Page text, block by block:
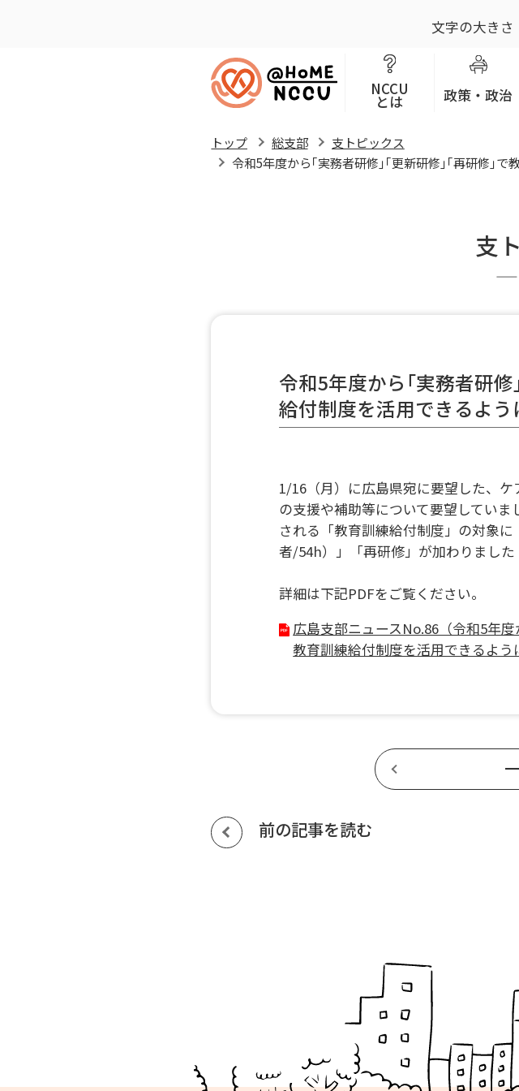
文字の大きさ
NCCU
とは 政策・政治
トップ 総支部
支トピックス
令和5年度から｢実務者研修｣｢更新研修｣｢再研修｣で
支
令和5年度から｢実務者研
給付制度を活用できるよ
1/16（月）に広島県宛に要望した、
の支援や補助等について要望してい
される「教育訓練給付制度」の対象
者/54h）」「再研修」が加わりました
詳細は下記PDFをご覧ください。
広島支部ニュースNo.86（令和5年
教育訓練給付制度を活用できるよ
前の記事を読む